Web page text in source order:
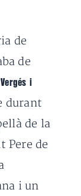
de
de
i
durant
de la
Pere de
i un